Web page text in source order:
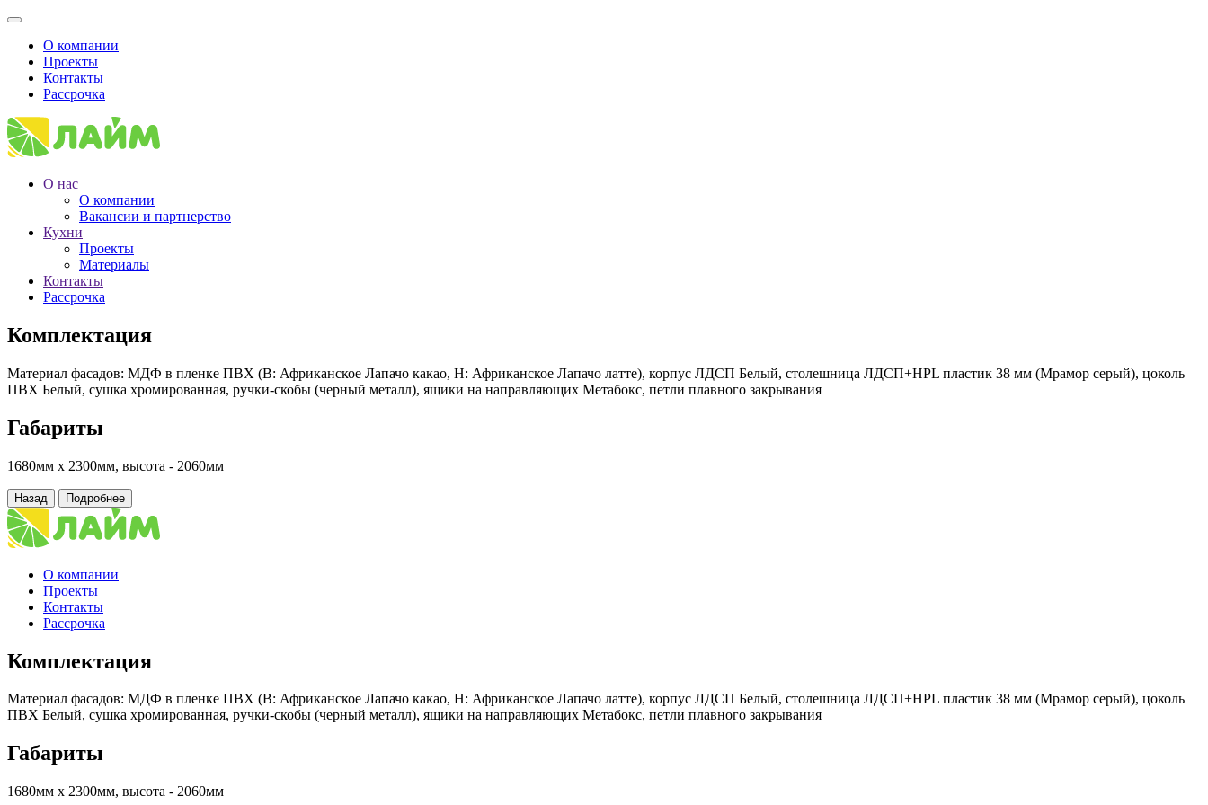
О компании
Проекты
Контакты
Рассрочка
О нас
О компании
Вакансии и партнерство
Кухни
Проекты
Материалы
Контакты
Рассрочка
Комплектация
Материал фасадов: МДФ в пленке ПВХ (В: Африканское Лапачо какао, Н: Африканское Лапачо латте), корпус ЛДСП Белый, столешница ЛДСП+HPL пластик 38 мм (Мрамор серый), цоколь
ПВХ Белый, сушка хромированная, ручки-скобы (черный металл), ящики на направляющих Метабокс, петли плавного закрывания
Габариты
1680мм х 2300мм, высота - 2060мм
Назад Подробнее
О компании
Проекты
Контакты
Рассрочка
Комплектация
Материал фасадов: МДФ в пленке ПВХ (В: Африканское Лапачо какао, Н: Африканское Лапачо латте), корпус ЛДСП Белый, столешница ЛДСП+HPL пластик 38 мм (Мрамор серый), цоколь
ПВХ Белый, сушка хромированная, ручки-скобы (черный металл), ящики на направляющих Метабокс, петли плавного закрывания
Габариты
1680мм х 2300мм, высота - 2060мм